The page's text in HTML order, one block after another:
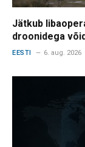
Jätkub
droonidega
EESTI 6. aug. 2026